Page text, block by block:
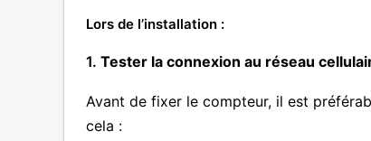
Lors de l’installation :
1.Tester la connexion au réseau
Avant de fixer le compteur, il est
cela :